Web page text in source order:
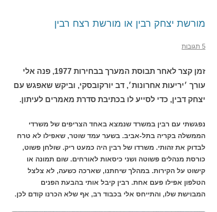
מורשת יצחק רבין או מורשת רצח רבין
5 תגובות
זמן קצר לאחר תבוסת המערך בבחירות 1977, פנה אלי
עורך ׳יריעות אחרונות׳, דב יורקובסקי, וביקש שאפגש עם
יצחק דבין, כדי לסייע לו בכתיבת סדרת מאמרים לעיתון.
נפגשתי עם רבין במשרד שנמצא באחד הצריפים של משרדי
הממשלה בקריה בתל-אביב. בשער עמד שוטר, שאפילו לא טרח
לבדוק את זהותי. משרדו של רבין היה כמעט ריק. שולחן פשוט,
כורסת מנהלים פשוטה ושני כיסאות לאורחים. שום תמונה או
קישוט על הקירות. במהלך שיחתנו, שארכה כשעה, לא צלצל
הטלפון אפילו פעם אחת. רבין קיבל אותי בהבעת הפנים
המבוישת שלו, והתייחס אלי בכבוד רב, אף שלא הכרנו קודם לכן.